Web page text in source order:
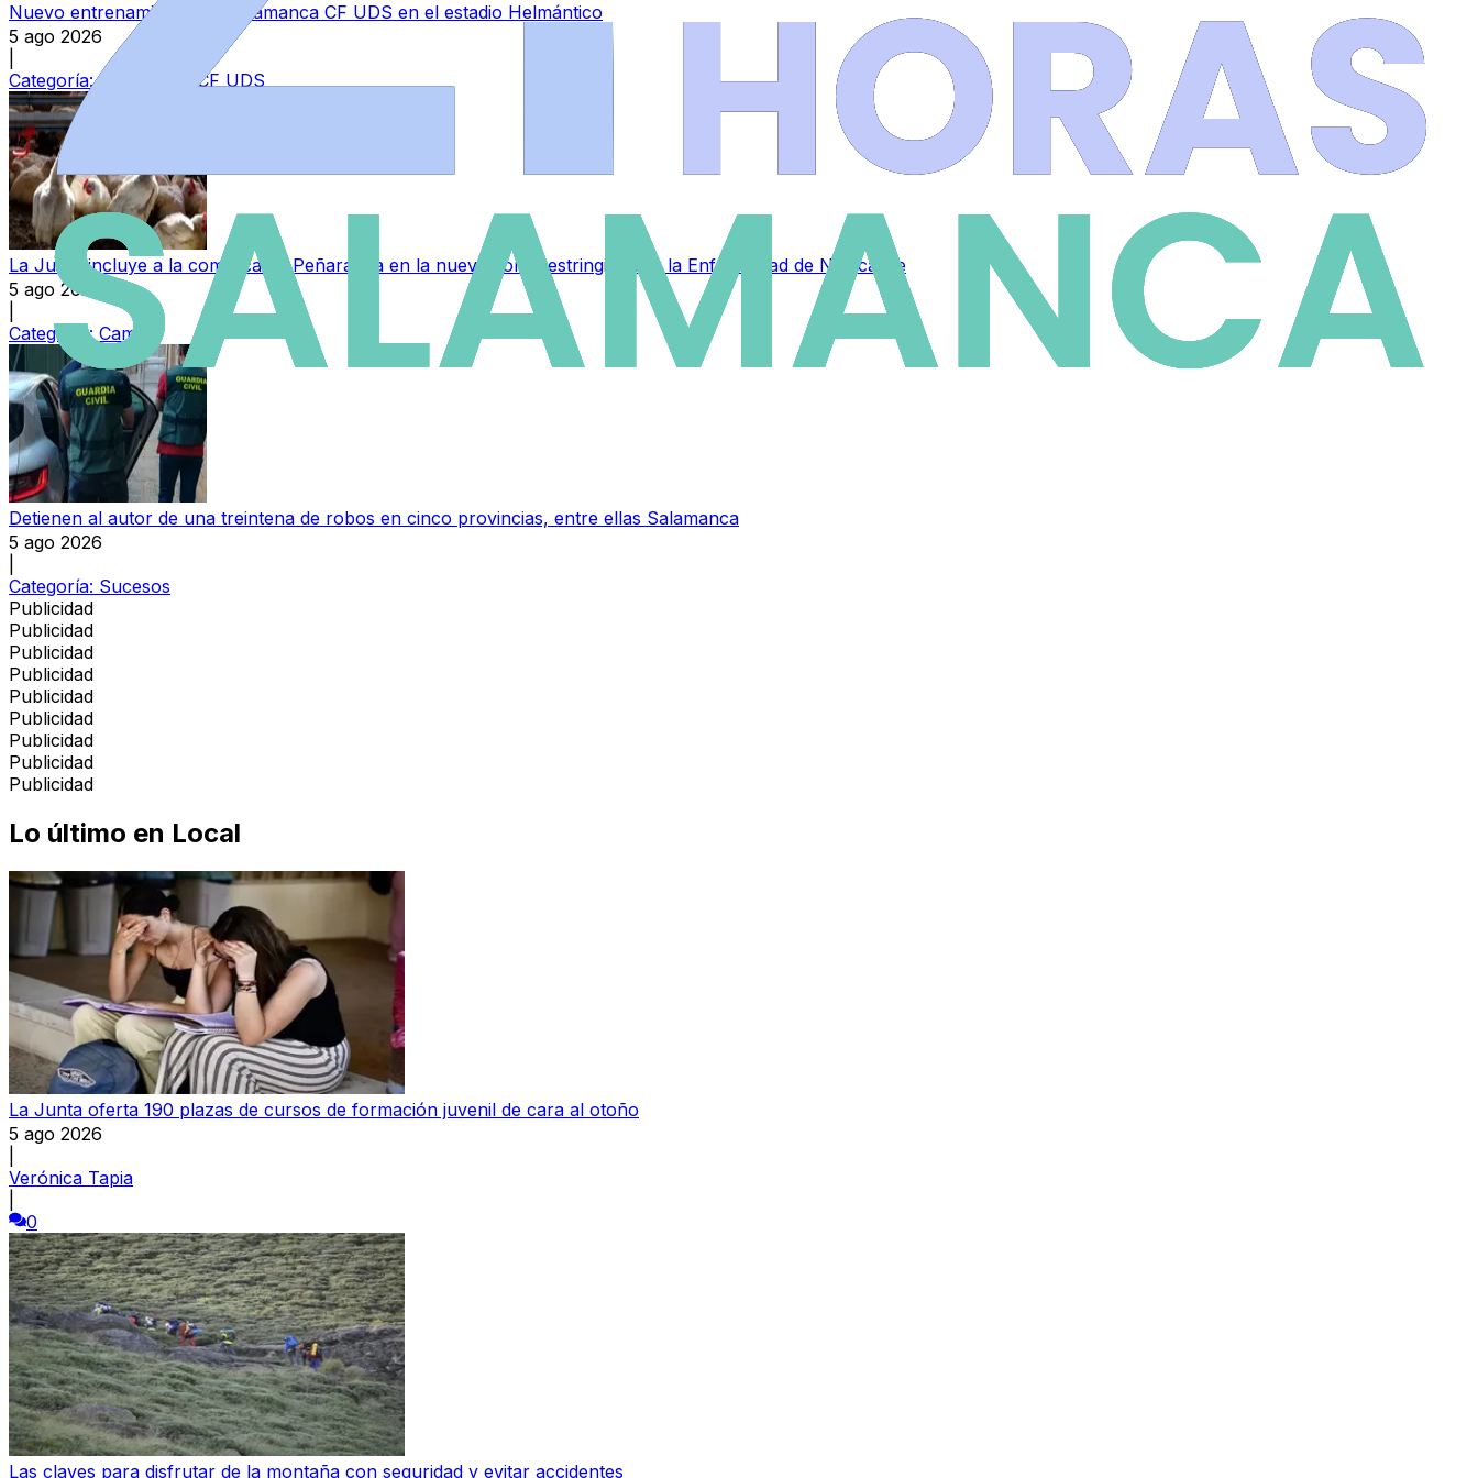
Nuevo entrenamiento del Salamanca CF UDS en el estadio Helmántico
5 ago 2026
Categoría:Salamanca CF UDS
La Junta incluye a la comarca de Peñaranda en la nueva zona restringida por la Enfermedad de Newcastle
5 ago 2026
Categoría:Campo
Detienen al autor de una treintena de robos en cinco provincias, entre ellas Salamanca
5 ago 2026
Categoría: Sucesos
Publicidad
Publicidad
Publicidad
Publicidad
Publicidad
Publicidad
Publicidad
Publicidad
Publicidad
Lo último en Local
La Junta oferta 190 plazas de cursos de formación juvenil de cara al otoño
5 ago 2026
Verónica Tapia
0
Las claves para disfrutar de la montaña con seguridad y evitar accidentes